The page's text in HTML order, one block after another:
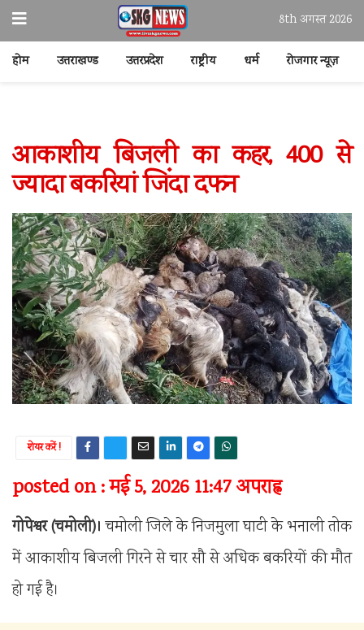
8th अगस्त 2026
होम उत्तराखण्ड उत्तरप्रदेश राष्ट्रीय धर्म रोजगार न्यूज़
आकाशीय बिजली का कहर, 400 से
ज्यादा बकरियां जिंदा दफन
शेयर करें !
posted on : मई 5, 2026 11:47 अपराह्न
गोपेश्वर (चमोली)। चमोली जिले के निजमुला घाटी के भनाली तोक
में आकाशीय बिजली गिरने से चार सौ से अधिक बकरियों की मौत
हो गई है।